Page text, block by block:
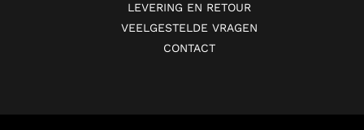
LEVERING EN RETOUR
VEELGESTELDE VRAGEN
CONTACT